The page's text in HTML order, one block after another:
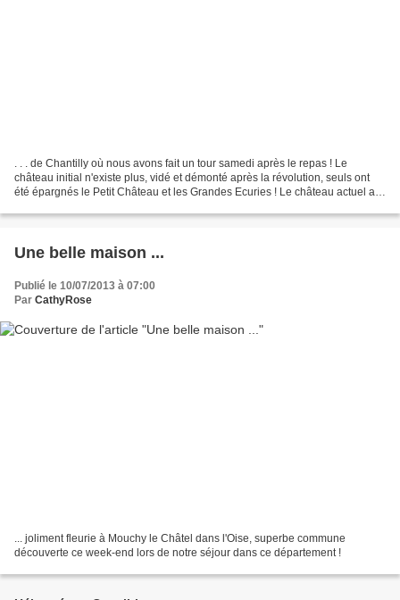
. . . de Chantilly où nous avons fait un tour samedi après le repas ! Le
château initial n'existe plus, vidé et démonté après la révolution, seuls ont
été épargnés le Petit Château et les Grandes Ecuries ! Le château actuel a
Une belle maison ...
Publié le 10/07/2013 à 07:00
Par CathyRose
... joliment fleurie à Mouchy le Châtel dans l'Oise, superbe commune
découverte ce week-end lors de notre séjour dans ce département !